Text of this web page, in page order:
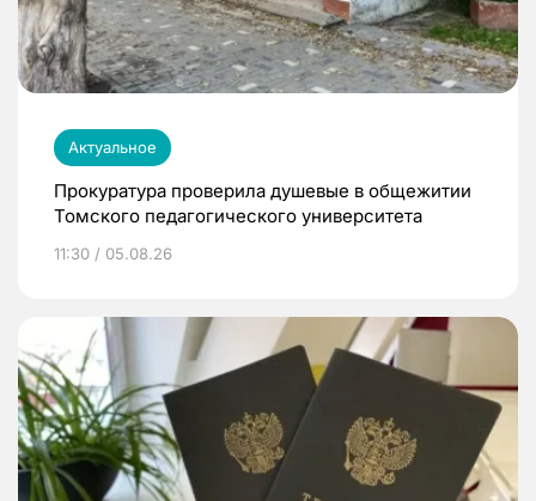
Актуальное
Прокуратура проверила душевые в общежитии
Томского педагогического университета
11:30 / 05.08.26